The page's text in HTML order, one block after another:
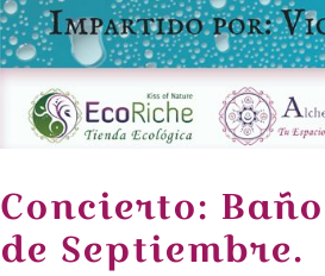
Concierto:
de Septiembre.